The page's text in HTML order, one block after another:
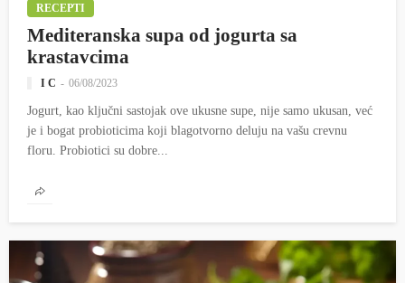
RECEPTI
Mediteranska supa od jogurta sa
krastavcima
I C 06/08/2023
Jogurt, kao ključni sastojak ove ukusne supe, nije samo ukusan, već
je i bogat probioticima koji blagotvorno deluju na vašu crevnu
floru. Probiotici su dobre...